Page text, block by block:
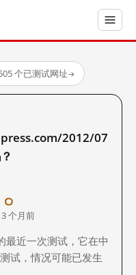
个已测试网址→
2012/07
3 个月前
近一次测试，它在中
试，情况可能已发生